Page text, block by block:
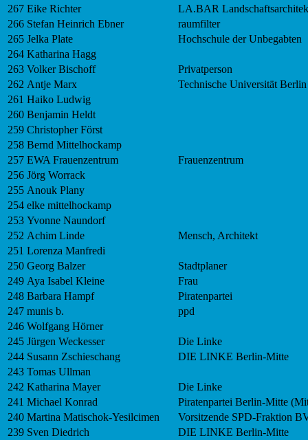
267 Eike Richter
LA.BAR
266 Stefan Heinrich Ebner
raumfilter
265 Jelka Plate
Hochschule der Unbegabten
264 Katharina Hagg
263 Volker Bischoff
Privatperson
262 Antje Marx
Technische Universität Berlin
261 Haiko Ludwig
260 Benjamin Heldt
259 Christopher Först
258 Bernd Mittelhockamp
257 EWA Frauenzentrum
Frauenzentrum
256 Jörg Worrack
255 Anouk Plany
254 elke mittelhockamp
253 Yvonne Naundorf
252 Achim Linde
Mensch, Architekt
251 Lorenza Manfredi
250 Georg Balzer
Stadtplaner
249 Aya Isabel Kleine
Frau
248 Barbara Hampf
Piratenpartei
247 munis b.
ppd
246 Wolfgang Hörner
245 Jürgen Weckesser
Die Linke
244 Susann Zschieschang
DIE LINKE Berlin-Mitte
243 Tomas Ullman
242 Katharina Mayer
Die Linke
241 Michael Konrad
Piratenpartei Berlin-Mitte
240 Martina Matischok-Yesilcimen
Vorsitzende SPD-Fraktion
239 Sven Diedrich
DIE LINKE Berlin-Mitte